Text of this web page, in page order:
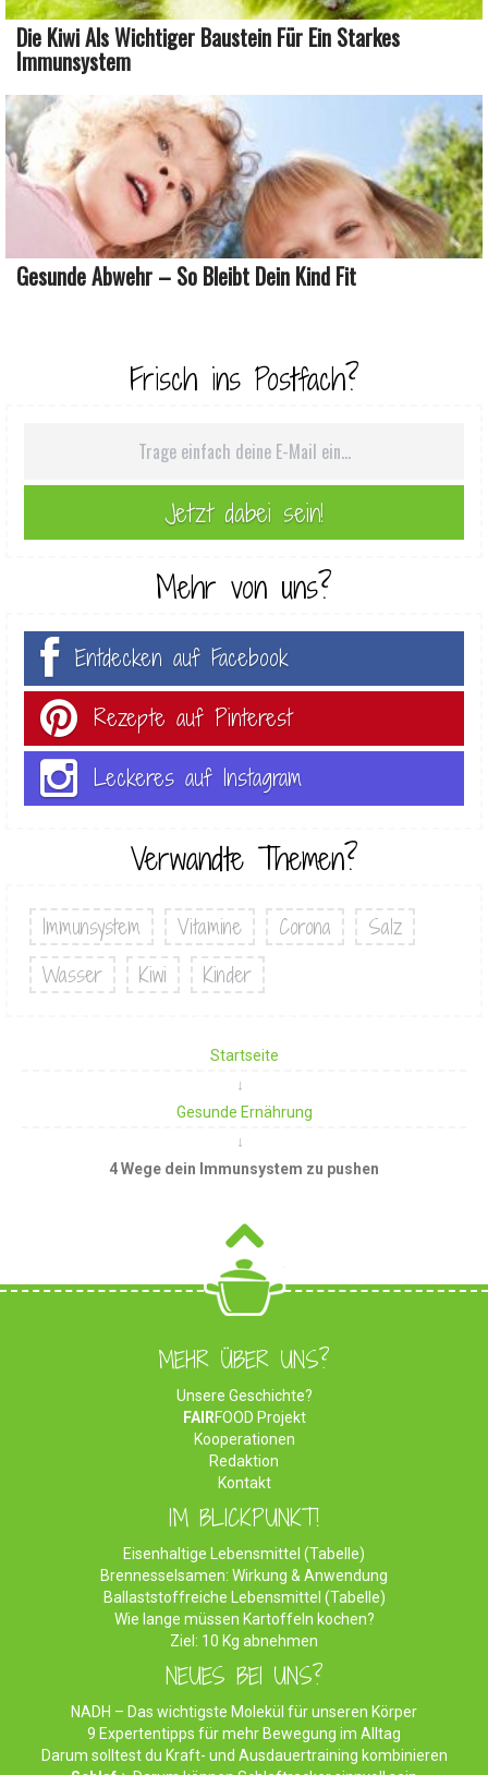
Die Kiwi Als Wichtiger Baustein Für Ein Starkes
Immunsystem
Gesunde Abwehr – So Bleibt Dein Kind Fit
Frisch ins Postfach?
Mehr von uns?
Entdecken auf Facebook
Rezepte auf Pinterest
Leckeres auf Instagram
Verwandte Themen?
Immunsystem Vitamine Corona
Salz
Wasser
Kiwi Kinder
Startseite
Gesunde Ernährung
4 Wege dein Immunsystem zu pushen
MEHR ÜBER UNS?
Unsere Geschichte?
FAIRFOOD Projekt
Kooperationen
Redaktion
Kontakt
IM BLICKPUNKT!
Eisenhaltige Lebensmittel (Tabelle)
Brennesselsamen: Wirkung & Anwendung
Ballaststoffreiche Lebensmittel (Tabelle)
Wie lange müssen Kartoffeln kochen?
Ziel: 10 Kg abnehmen
NEUES BEI UNS?
NADH – Das wichtigste Molekül für unseren Körper
9 Expertentipps für mehr Bewegung im Alltag
Darum solltest du Kraft- und Ausdauertraining kombinieren